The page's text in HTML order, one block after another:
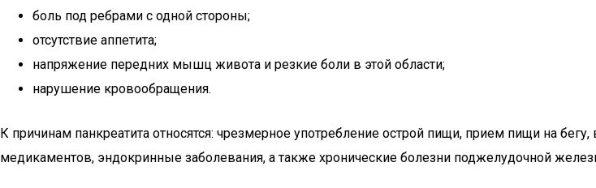
боль под ребрами с одной стороны;
отсутствие аппетита;
напряжение передних мышц живота и резкие боли в этой области;
нарушение кровообращения.
К причинам панкреатита относятся: чрезмерное употребление острой пищи, прием пищи на
медикаментов, эндокринные заболевания, а также хронические болезни поджелудочной